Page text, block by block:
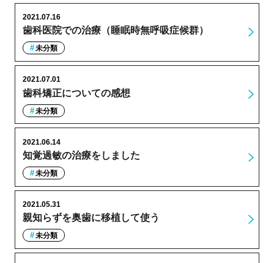
歯科医院での治療（睡眠時無呼吸症候群）
2021.07.16
未分類
歯科矯正についての感想
2021.07.01
未分類
知覚過敏の治療をしました
2021.06.14
未分類
親知らずを奥歯に移植して使う
2021.05.31
未分類